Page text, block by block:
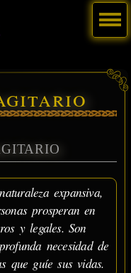
expansiva,
prosperan en
y legales. Son
necesidad de
que guíe sus vidas.
Menú